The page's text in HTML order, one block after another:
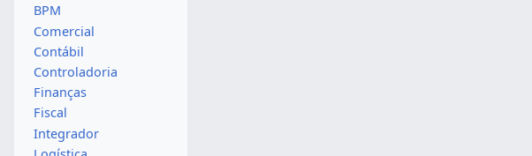
BPM
Comercial
Contábil
Controladoria
Finanças
Fiscal
Integrador